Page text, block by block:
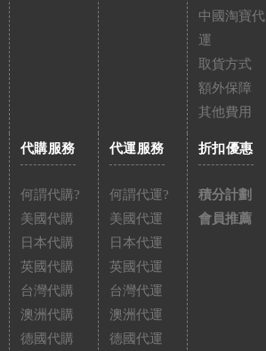
中國淘寶代
運
取貨方式
額外保障
其他費用
代購服務
何謂代購?
美國代購
日本代購
英國代購
台灣代購
澳洲代購
德國代購
代運服務
何謂代運?
美國代運
日本代運
英國代運
台灣代運
澳洲代運
德國代運
折扣優惠
積分計劃
會員推薦